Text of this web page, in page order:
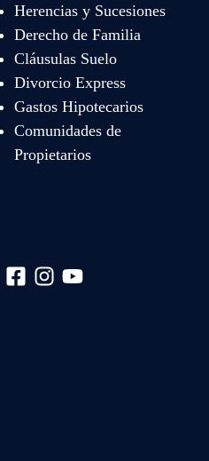
Herencias y Sucesiones
Derecho de Familia
Cláusulas Suelo
Divorcio Express
Gastos Hipotecarios
Comunidades de
Propietarios